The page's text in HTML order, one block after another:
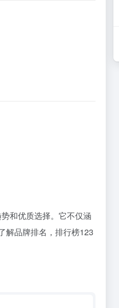
和优质选择。它不仅涵
解品牌排名，排行榜123